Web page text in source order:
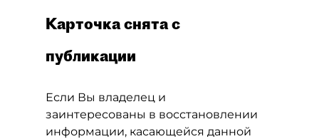
Карточка снята с
публикации
Если Вы владелец и
заинтересованы в восстановлении
информации, касающейся данной